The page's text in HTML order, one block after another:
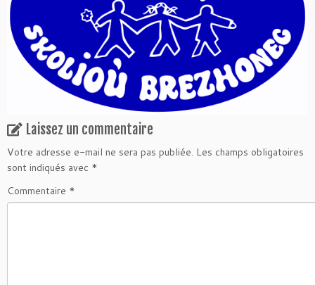
Laissez un commentaire
Votre adresse e-mail ne sera pas publiée. Les champs obligatoires
sont indiqués avec *
Commentaire *